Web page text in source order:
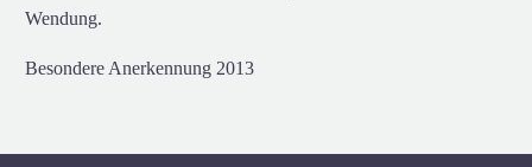
Wendung.
Besondere Anerkennung 2013